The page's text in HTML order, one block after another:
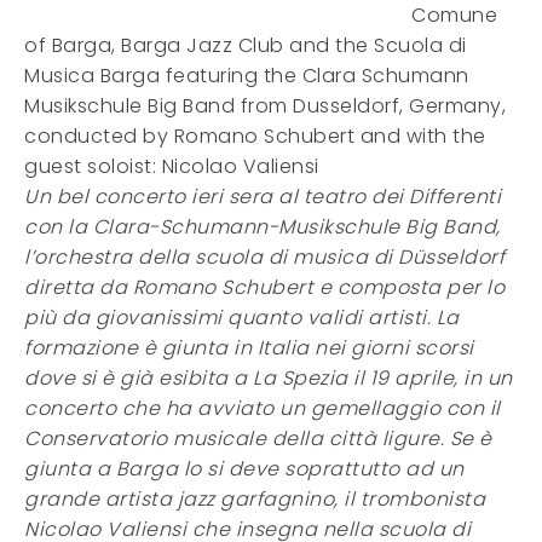
Comune
of Barga, Barga Jazz Club and the Scuola di
Musica Barga featuring the Clara Schumann
Musikschule Big Band from Dusseldorf, Germany,
conducted by Romano Schubert and with the
guest soloist: Nicolao Valiensi
Un bel concerto ieri sera al teatro dei Differenti
con la Clara-Schumann-Musikschule Big Band,
l’orchestra della scuola di musica di Düsseldorf
diretta da Romano Schubert e composta per lo
più da giovanissimi quanto validi artisti. La
formazione è giunta in Italia nei giorni scorsi
dove si è già esibita a La Spezia il 19 aprile, in un
concerto che ha avviato un gemellaggio con il
Conservatorio musicale della città ligure. Se è
giunta a Barga lo si deve soprattutto ad un
grande artista jazz garfagnino, il trombonista
Nicolao Valiensi che insegna nella scuola di